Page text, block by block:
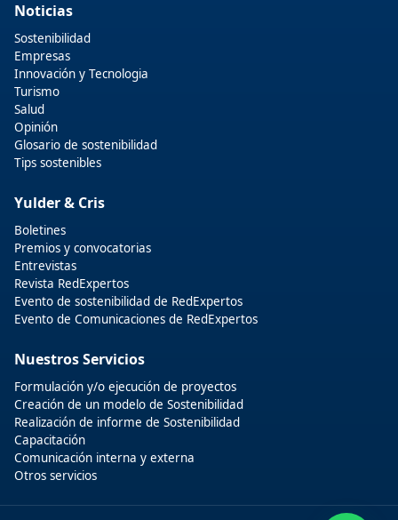
Noticias
Sostenibilidad
Empresas
Innovación y Tecnologia
Turismo
Salud
Opinión
Glosario de sostenibilidad
Tips sostenibles
Yulder & Cris
Boletines
Premios y convocatorias
Entrevistas
Revista RedExpertos
Evento de sostenibilidad de RedExpertos
Evento de Comunicaciones de RedExpertos
Nuestros Servicios
Formulación y/o ejecución de proyectos
Creación de un modelo de Sostenibilidad
Realización de informe de Sostenibilidad
Capacitación
Comunicación interna y externa
Otros servicios